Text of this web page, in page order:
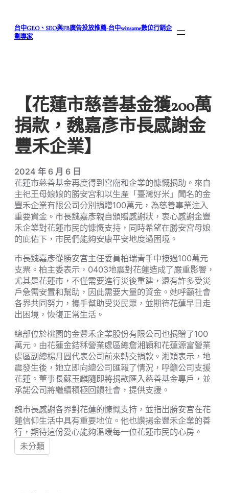
台中GEO、SEO與FB廣告投放推薦-台中winsame數位行銷企
劃專家
【花蓮市慈善基金獲200萬
捐款，魏嘉彥市長感謝金
豐禾企業】
2024 年 6 月 6 日
花蓮市慈善基金再度得到宮廟和企業的慷慨捐助。來自
主祀王母娘娘的勝安宮和以生產「臺灣好米」聞名的金
豐禾企業有限公司分別捐贈100萬元，為慈善事業注入
重要資金。市長魏嘉彥親自頒贈感謝狀，衷心感謝金豐
禾企業對花蓮市民的慷慨支持，同時希望在勝安宮母娘
的庇佑下，市民們能夠安康平安地度過困境。
市長魏嘉彥從勝安宮主任委員柏瑞青手中接過100萬元
支票。柏主委表示，0403地震對花蓮造成了嚴重影響，
尤其是花蓮市，不僅需要進行災後重建，還有許多受災
戶急需安置和幫助，因此需要大量的資金。她呼籲社會
各界共同努力，攜手幫助受災民眾，並期待花蓮早日走
出困境，恢復正常生活。
總部位於桃園的金豐禾企業股份有限公司也捐贈了100
萬元。由花蓮金銡秝營業處區總詹湘穎和花蓮源富營業
處區副總楊月圓代表公司前來轉交捐款。湘穎表示，地
震發生後，她立即向總公司匯報了情況，呼籲公司支援
花蓮。董事長蘇玉麒隨即將捐款匯入慈善基金專戶，並
承諾公司將繼續積極回饋社會，提供支援。
魏市長感謝各界對花蓮的慷慨支持，並指出勝安宮在花
蓮信仰生活中具有重要地位。他也讚揚金豐禾企業的善
行，期待這份愛心能夠溫暖每一位花蓮市民的心房。
未分類